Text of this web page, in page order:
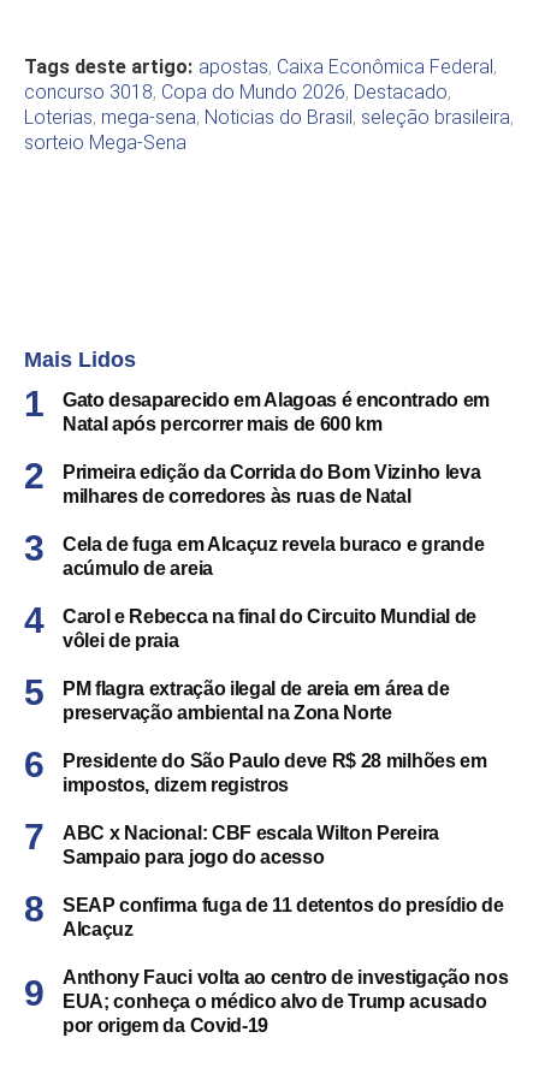
Tags deste artigo: apostas, Caixa Econômica Federal,
concurso 3018, Copa do Mundo 2026, Destacado,
Loterias, mega-sena, Noticias do Brasil, seleção brasileira,
sorteio Mega-Sena
Mais Lidos
Gato desaparecido em Alagoas é encontrado em
Natal após percorrer mais de 600 km
Primeira edição da Corrida do Bom Vizinho leva
milhares de corredores às ruas de Natal
Cela de fuga em Alcaçuz revela buraco e grande
acúmulo de areia
Carol e Rebecca na final do Circuito Mundial de
vôlei de praia
PM flagra extração ilegal de areia em área de
preservação ambiental na Zona Norte
Presidente do São Paulo deve R$ 28 milhões em
impostos, dizem registros
ABC x Nacional: CBF escala Wilton Pereira
Sampaio para jogo do acesso
SEAP confirma fuga de 11 detentos do presídio de
Alcaçuz
Anthony Fauci volta ao centro de investigação nos
EUA; conheça o médico alvo de Trump acusado
por origem da Covid-19